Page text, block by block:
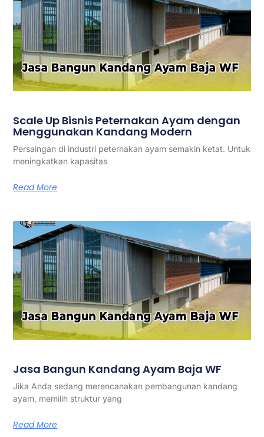
Scale Up Bisnis Peternakan Ayam dengan
Menggunakan Kandang Modern
Persaingan di industri peternakan ayam semakin ketat. Untuk
meningkatkan kapasitas
Read More
Jasa Bangun Kandang Ayam Baja WF
Jika Anda sedang merencanakan pembangunan kandang
ayam, memilih struktur yang
Read More